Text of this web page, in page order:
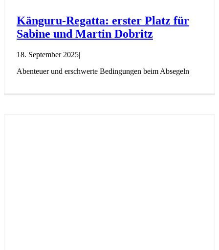
Känguru-Regatta: erster Platz für
Sabine und Martin Dobritz
18. September 2025|
Abenteuer und erschwerte Bedingungen beim Absegeln